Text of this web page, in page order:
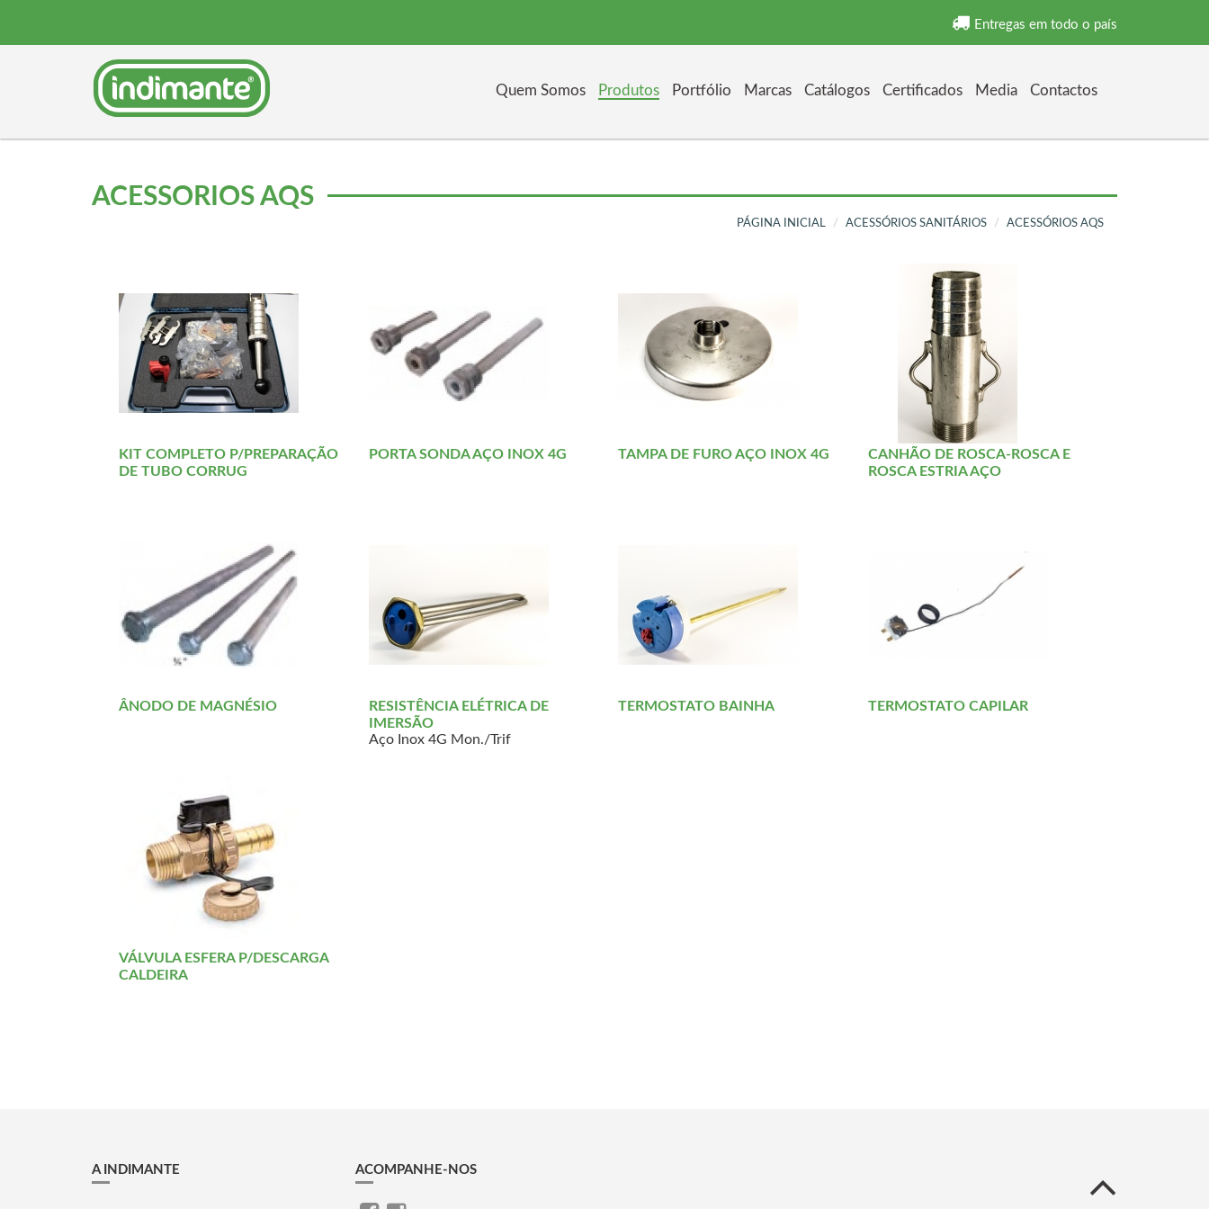
Entregas em todo o país
Quem Somos Produtos Portfólio Marcas Catálogos Certificados Media Contactos
ACESSÓRIOS AQS
PÁGINA INICIAL ACESSÓRIOS SANITÁRIOS ACESSÓRIOS AQS
KIT COMPLETO P/PREPARAÇÃO
DE TUBO CORRUG
PORTA SONDA AÇO INOX 4G TAMPA DE FURO AÇO INOX 4G
CANHÃO DE ROSCA-ROSCA E
ROSCA ESTRIA AÇO
ÂNODO DE MAGNÉSIO
RESISTÊNCIA ELÉTRICA DE
IMERSÃO
Aço Inox 4G Mon./Trif
TERMOSTATO BAINHA TERMOSTATO CAPILAR
VÁLVULA ESFERA P/DESCARGA
CALDEIRA
A INDIMANTE ACOMPANHE-NOS